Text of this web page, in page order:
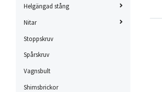
Helgängad stång
Nitar
Stoppskruv
Spårskruv
Vagnsbult
Shimsbrickor